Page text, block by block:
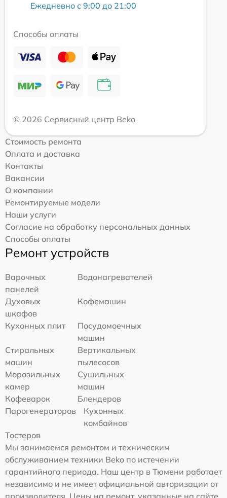
Ежедневно с 9:00 до 21:00
Способы оплаты
© 2026 Сервисный центр Beko
Стоимость ремонта
Оплата и доставка
Контакты
Вакансии
О компании
Ремонтируемые модели
Наши услуги
Согласие на обработку персональных данных
Способы оплаты
Ремонт устройств
Варочных
панелей
Водонагревателей
Духовых
шкафов
Кофемашин
Кухонных плит
Посудомоечных
машин
Стиральных
машин
Вертикальных
пылесосов
Морозильных
камер
Сушильных
машин
Кофеварок
Блендеров
Парогенераторов
Кухонных
комбайнов
Тостеров
Мы занимаемся ремонтом и техническим
обслуживанием техники Beko по истечении
гарантийного периода. Наш центр в Тюмени работает
независимо и не имеет официальной авторизации от
производителя. Цены на ремонт, указанные на сайте,